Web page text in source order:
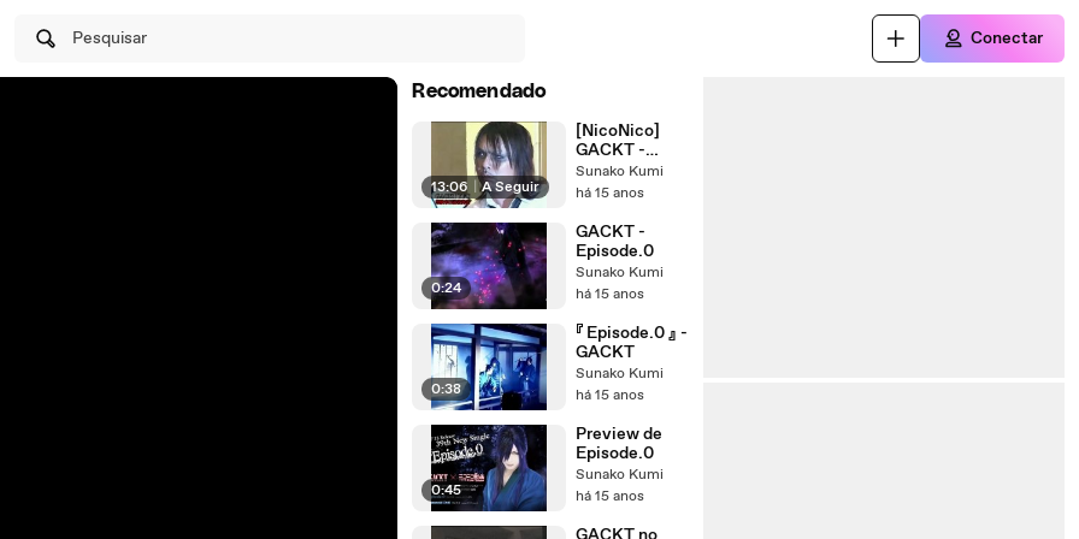
Pesquisar Conectar
Recomendado
13:06 A Seguir
[NicoNico]
GACKT -
Yellow Fried
Chickenz
Conferencia
(09.06.2011)
Sunako Kumi
há 15 anos
0:24
GACKT -
Episode.0
Sunako Kumi
há 15 anos
0:38
『 Episode.0 』 -
GACKT
Sunako Kumi
há 15 anos
0:45
Preview de
Episode.0
Sunako Kumi
há 15 anos